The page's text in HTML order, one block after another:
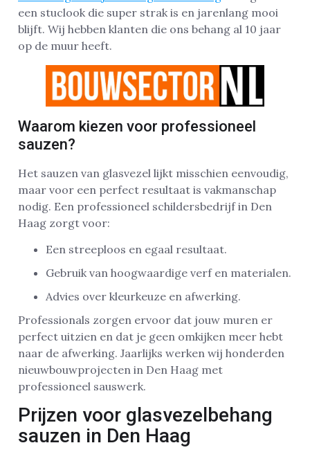
een stuclook die super strak is en jarenlang mooi
blijft. Wij hebben klanten die ons behang al 10 jaar
op de muur heeft.
Waarom kiezen voor professioneel
sauzen?
Het sauzen van glasvezel lijkt misschien eenvoudig,
maar voor een perfect resultaat is vakmanschap
nodig. Een professioneel schildersbedrijf in Den
Haag zorgt voor:
Een streeploos en egaal resultaat.
Gebruik van hoogwaardige verf en materialen.
Advies over kleurkeuze en afwerking.
Professionals zorgen ervoor dat jouw muren er
perfect uitzien en dat je geen omkijken meer hebt
naar de afwerking. Jaarlijks werken wij honderden
nieuwbouwprojecten in Den Haag met
professioneel sauswerk.
Prijzen voor glasvezelbehang
sauzen in Den Haag